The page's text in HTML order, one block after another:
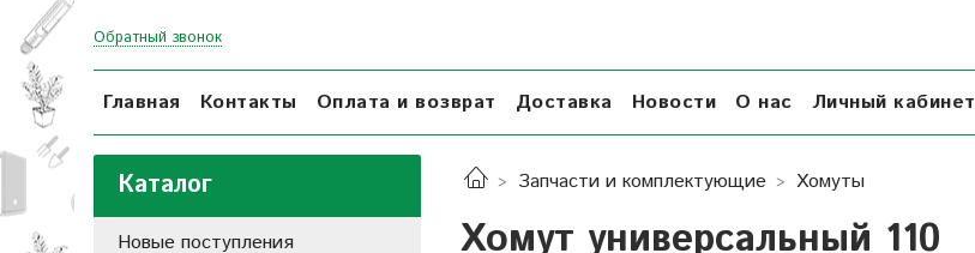
Обратный звонок
Главная Контакты Оплата и возврат Доставка Новости О нас Личный кабинет
Запчасти и комплектующие Хомуты
Хомут универсальный 110
Каталог
Новые поступления